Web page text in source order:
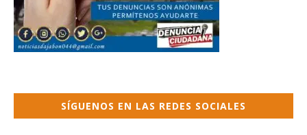
SÍGUENOS EN LAS REDES SOCIALES